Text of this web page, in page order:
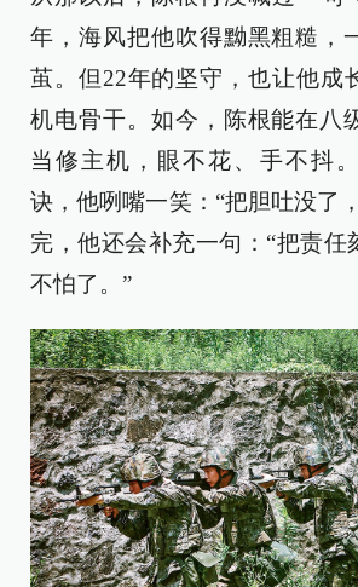
年，海风把他吹得黝黑粗糙，
茧。但22年的坚守，也让他成
机电骨干。如今，陈根能在八
当修主机，眼不花、手不抖
诀，他咧嘴一笑：“把胆吐没了
完，他还会补充一句：“把责任
不怕了。”